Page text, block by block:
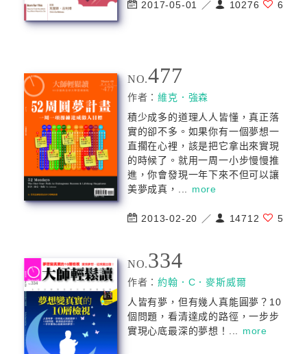
2017-05-01 ／ 10276 6
NO.477
作者：維克．強森
積少成多的道理人人皆懂，真正落
實的卻不多。如果你有一個夢想一
直擱在心裡，該是把它拿出來實現
的時候了。就用一周一小步慢慢推
進，你會發現一年下來不但可以讓
美夢成真，... more
2013-02-20 ／ 14712 5
NO.334
作者：約翰．C．麥斯威爾
人皆有夢，但有幾人真能圓夢？10
個問題，看清達成的路徑，一步步
實現心底最深的夢想！... more